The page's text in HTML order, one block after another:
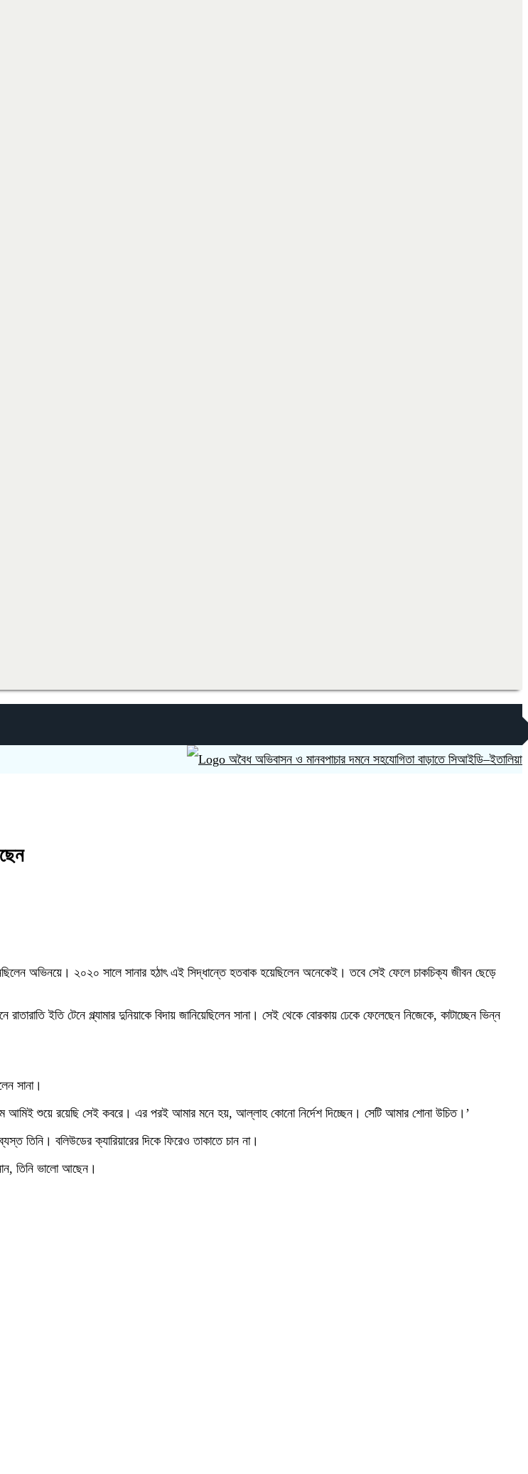
অবৈধ অভিবাসন ও মানবপাচার দমনে সহযোগিতা বাড়াতে সিআইডি–ইতালিয়ান স্টেট
অভিনয়ে। ২০২০ সালে সানার হঠাৎ এই সিদ্ধান্তে হতবাক হয়েছিলেন অনেকেই। তবে সেই ফেলে চাকচিক্য জীবন ছেড়ে
ইতি টেনে গ্ল্যামার দুনিয়াকে বিদায় জানিয়েছিলেন সানা। সেই থেকে বোরকায় ঢেকে ফেলেছেন নিজেকে, কাটাচ্ছেন ভিন্ন
সানা।
শুয়ে রয়েছি সেই কবরে। এর পরই আমার মনে হয়, আল্লাহ কোনো নির্দেশ দিচ্ছেন। সেটি আমার শোনা উচিত।’
তিনি। বলিউডের ক্যারিয়ারের দিকে ফিরেও তাকাতে চান না।
তিনি ভালো আছেন।